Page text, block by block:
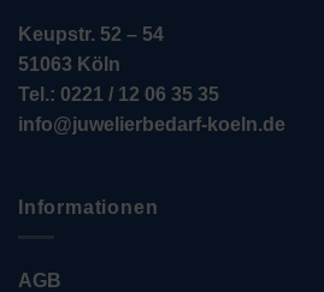
Keupstr. 52 – 54
51063 Köln
Tel.: 0221 / 12 06 35 35
info@juwelierbedarf-koeln.de
Informationen
AGB